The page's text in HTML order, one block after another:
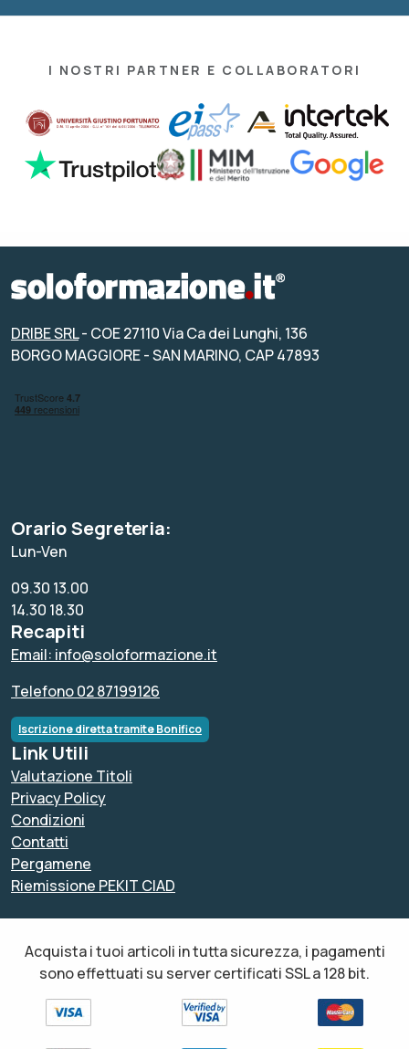
I NOSTRI PARTNER E COLLABORATORI
DRIBE SRL- COE 27110 Via Ca dei Lunghi, 136
BORGO MAGGIORE - SAN MARINO, CAP 47893
Orario Segreteria:
Lun-Ven
09.30 13.00
14.30 18.30
Recapiti
Email: info@soloformazione.it
Telefono 02 87199126
Iscrizione diretta tramite Bonifico
Link Utili
Valutazione Titoli
Privacy Policy
Condizioni
Contatti
Pergamene
Riemissione PEKIT CIAD
Acquista i tuoi articoli in tutta sicurezza, i pagamenti
sono effettuati su server certificati SSL a 128 bit.